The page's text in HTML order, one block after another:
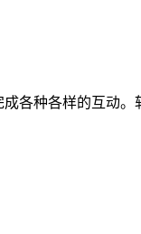
各种各样的互动